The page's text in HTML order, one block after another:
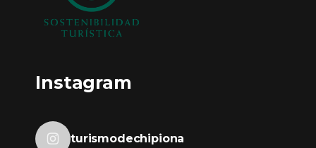
Instagram
turismodechipiona